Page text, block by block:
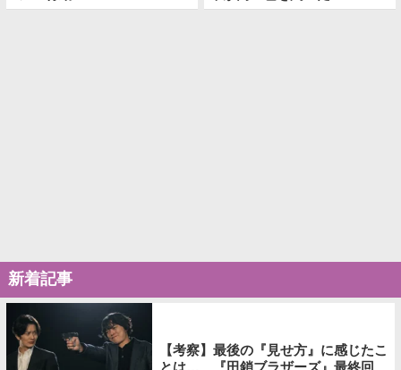
新着記事
【考察】最後の『見せ方』に感じたこ
とは… 『田鎖ブラザーズ』最終回